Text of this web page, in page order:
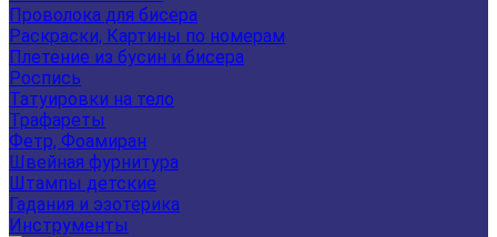
Проволока для бисера
Раскраски, Картины по номерам
Плетение из бусин и бисера
Роспись
Татуировки на тело
Трафареты
Фетр, Фоамиран
Швейная фурнитура
Штампы детские
Гадания и эзотерика
Инструменты